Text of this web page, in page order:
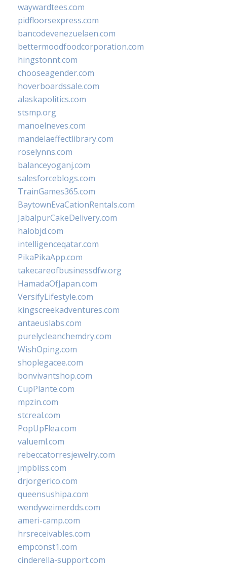
waywardtees.com
pidfloorsexpress.com
bancodevenezuelaen.com
bettermoodfoodcorporation.com
hingstonnt.com
chooseagender.com
hoverboardssale.com
alaskapolitics.com
stsmp.org
manoelneves.com
mandelaeffectlibrary.com
roselynns.com
balanceyoganj.com
salesforceblogs.com
TrainGames365.com
BaytownEvaCationRentals.com
JabalpurCakeDelivery.com
halobjd.com
intelligenceqatar.com
PikaPikaApp.com
takecareofbusinessdfw.org
HamadaOfJapan.com
VersifyLifestyle.com
kingscreekadventures.com
antaeuslabs.com
purelycleanchemdry.com
WishOping.com
shoplegacee.com
bonvivantshop.com
CupPlante.com
mpzin.com
stcreal.com
PopUpFlea.com
valueml.com
rebeccatorresjewelry.com
jmpbliss.com
drjorgerico.com
queensushipa.com
wendyweimerdds.com
ameri-camp.com
hrsreceivables.com
empconst1.com
cinderella-support.com